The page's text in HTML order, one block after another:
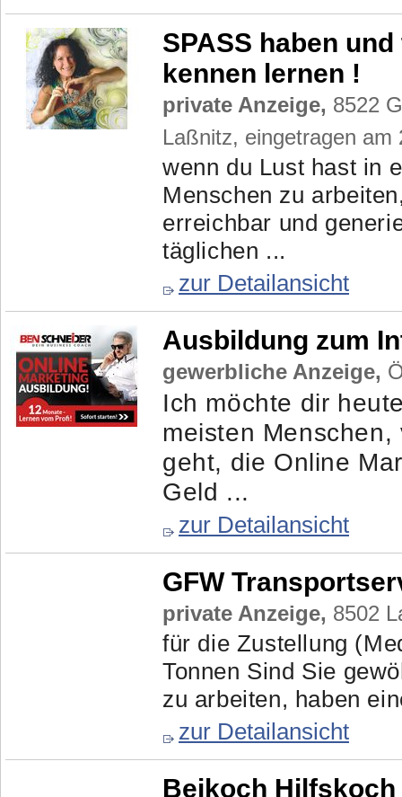
SPASS haben
kennen lernen !
private Anzeige, 8522
Laßnitz, eingetragen am
wenn du Lust hast in
Menschen zu
erreichbar und
täglichen ...
zur Detailansicht
Ausbildung zum
gewerbliche Anzeige,
Ich möchte dir
meisten
geht, die Online
Geld ...
zur Detailansicht
GFW
private Anzeige, 8502
für die Zustellung
Tonnen Sind Sie
zu arbeiten, haben
zur Detailansicht
Beikoch Hilfskoch